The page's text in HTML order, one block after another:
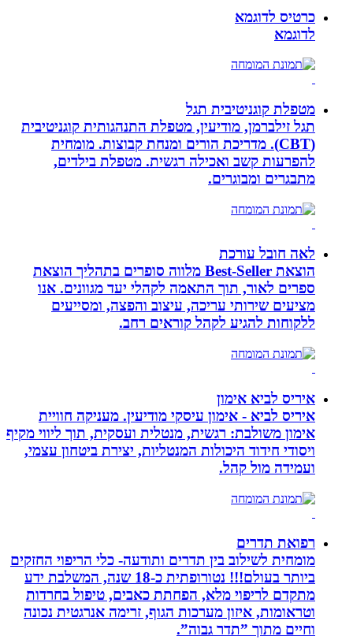
כרטיס לדוגמא
לדוגמא
מטפלת קוגניטיבית תגל
תגל זילברמן, מודיעין, מטפלת התנהגותית קוגניטיבית
(CBT). מדריכת הורים ומנחת קבוצות. מומחית
להפרעות קשב ואכילה רגשית. מטפלת בילדים,
מתבגרים ומבוגרים.
לאה חובל עורכת
הוצאת Best-Seller מלווה סופרים בתהליך הוצאת
ספרים לאור, תוך התאמה לקהלי יעד מגוונים. אנו
מציעים שירותי עריכה, עיצוב והפצה, ומסייעים
ללקוחות להגיע לקהל קוראים רחב.
איריס לביא אימון
איריס לביא - אימון עיסקי מודיעין. מעניקה חוויית
אימון משולבת: רגשית, מנטלית ועסקית, תוך ליווי מקיף
ויסודי חידוד היכולות המנטליות, יצירת ביטחון עצמי,
ועמידה מול קהל.
רפואת תדרים
מומחית לשילוב בין תדרים ותודעה- כלי הריפוי החזקים
ביותר בעולם!!! נטורופתית כ-18 שנה, המשלבת ידע
מתקדם לריפוי מלא, הפחתת כאבים, טיפול בחרדות
וטראומות, איזון מערכות הגוף, זרימה אנרגטית נכונה
וחיים מתוך ”תדר גבוה”.